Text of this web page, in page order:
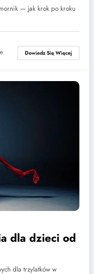
— jak krok po kroku
Dowiedz Się Więcej
dla dzieci od
dla trzylatków w